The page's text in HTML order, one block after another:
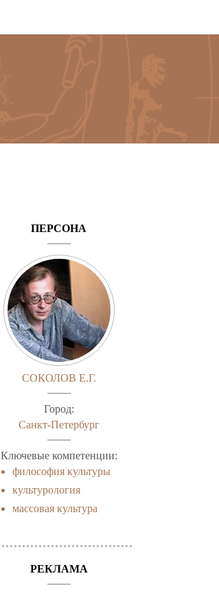
ПЕРСОНА
СОКОЛОВ Е.Г.
Город:
Санкт-Петербург
Ключевые компетенции:
философия культуры
культурология
массовая культура
РЕКЛАМА